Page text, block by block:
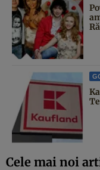
Cele mai noi